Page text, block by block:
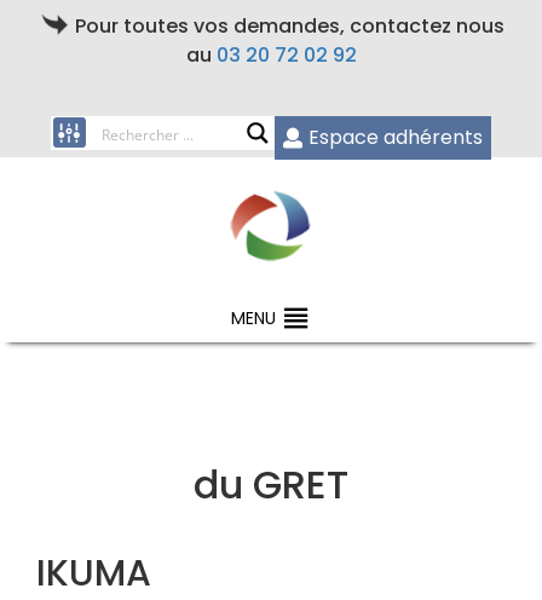
Pour toutes vos demandes, contactez nous
au 03 20 72 02 92
Espace adhérents
MENU
du GRET
IKUMA